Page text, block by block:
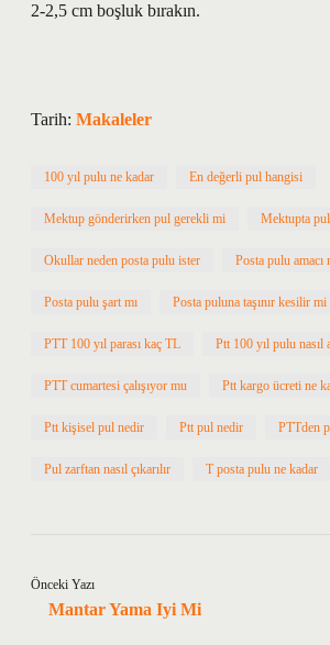
2-2,5 cm boşluk bırakın.
Tarih: Makaleler
100 yıl pulu ne kadar En değerli pul hangisi
Mektup gönderirken pul gerekli mi Mektupta pul
Okullar neden posta pulu ister Posta pulu amacı
Posta pulu şart mı Posta puluna taşınır kesilir mi
PTT 100 yıl parası kaç TL Ptt 100 yıl pulu nasıl
PTT cumartesi çalışıyor mu Ptt kargo ücreti ne
Ptt kişisel pul nedir Ptt pul nedir PTTden
Pul zarftan nasıl çıkarılır T posta pulu ne kadar
Önceki Yazı
Mantar Yama Iyi Mi